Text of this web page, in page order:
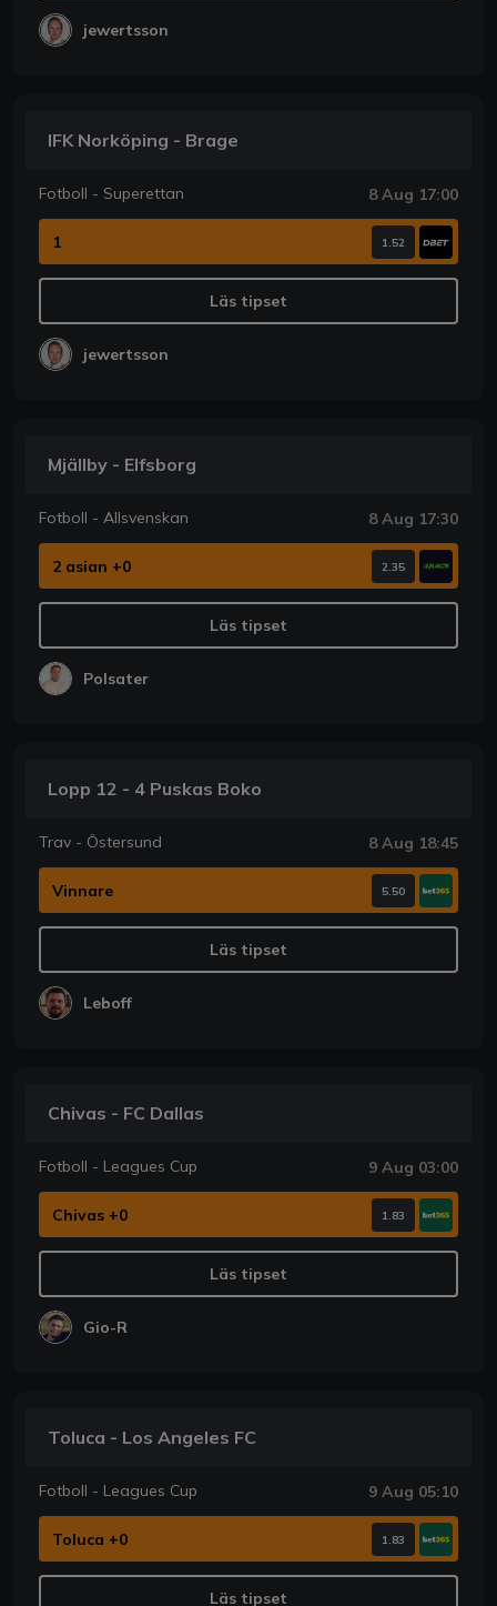
jewertsson
IFK Norköping - Brage
Fotboll - Superettan 8 Aug 17:00
1 1.52
Läs tipset
jewertsson
Mjällby - Elfsborg
Fotboll - Allsvenskan 8 Aug 17:30
2 asian +0 2.35
Läs tipset
Polsater
Lopp 12 - 4 Puskas Boko
Trav - Östersund 8 Aug 18:45
Vinnare 5.50
Läs tipset
Leboff
Chivas - FC Dallas
Fotboll - Leagues Cup 9 Aug 03:00
Chivas +0 1.83
Läs tipset
Gio-R
Toluca - Los Angeles FC
Fotboll - Leagues Cup 9 Aug 05:10
Toluca +0 1.83
Läs tipset